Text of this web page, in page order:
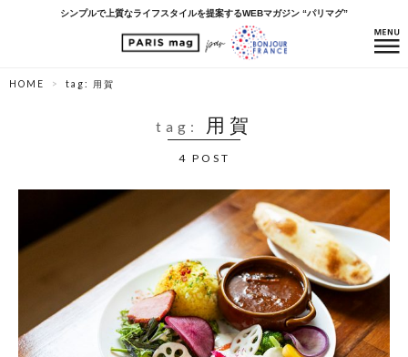
シンプルで上質なライフスタイルを提案するWEBマガジン “パリマグ”
HOME tag: 用賀
tag: 用賀
4 POST